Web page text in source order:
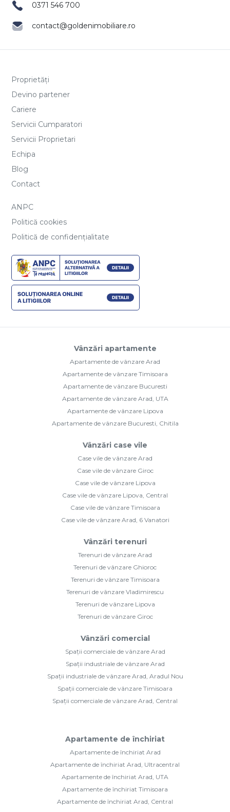
0371 546 700
contact@goldenimobiliare.ro
Proprietăți
Devino partener
Cariere
Servicii Cumparatori
Servicii Proprietari
Echipa
Blog
Contact
ANPC
Politică cookies
Politică de confidențialitate
Vânzări apartamente
Apartamente de vânzare Arad
Apartamente de vânzare Timisoara
Apartamente de vânzare Bucuresti
Apartamente de vânzare Arad, UTA
Apartamente de vânzare Lipova
Apartamente de vânzare Bucuresti, Chitila
Vânzări case vile
Case vile de vânzare Arad
Case vile de vânzare Giroc
Case vile de vânzare Lipova
Case vile de vânzare Lipova, Central
Case vile de vânzare Timisoara
Case vile de vânzare Arad, 6 Vanatori
Vânzări terenuri
Terenuri de vânzare Arad
Terenuri de vânzare Ghioroc
Terenuri de vânzare Timisoara
Terenuri de vânzare Vladimirescu
Terenuri de vânzare Lipova
Terenuri de vânzare Giroc
Vânzări comercial
Spații comerciale de vânzare Arad
Spații industriale de vânzare Arad
Spații industriale de vânzare Arad, Aradul Nou
Spații comerciale de vânzare Timisoara
Spații comerciale de vânzare Arad, Central
Apartamente de închiriat
Apartamente de închiriat Arad
Apartamente de închiriat Arad, Ultracentral
Apartamente de închiriat Arad, UTA
Apartamente de închiriat Timisoara
Apartamente de închiriat Arad, Central